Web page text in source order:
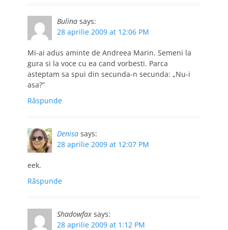
Bulina says:
28 aprilie 2009 at 12:06 PM
Mi-ai adus aminte de Andreea Marin. Semeni la
gura si la voce cu ea cand vorbesti. Parca
asteptam sa spui din secunda-n secunda: „Nu-i
asa?”
Răspunde
Denisa says:
28 aprilie 2009 at 12:07 PM
eek.
Răspunde
Shadowfax says:
28 aprilie 2009 at 1:12 PM